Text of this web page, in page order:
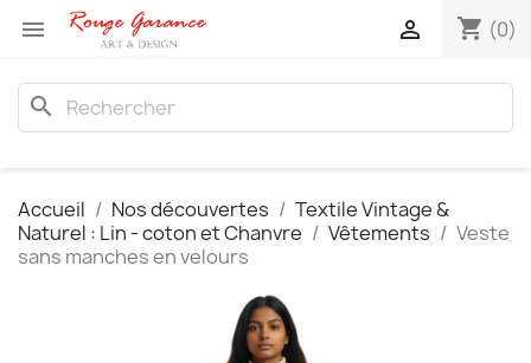
 shopping_cart (0)

search
Accueil Nos découvertes
Textile Vintage &
Naturel : Lin - coton et Chanvre
Vêtements
Veste
sans manches en velours